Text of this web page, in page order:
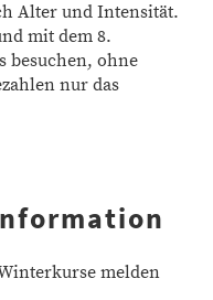
Alter und Intensität.
mit dem 8.
besuchen, ohne
nur das
melden